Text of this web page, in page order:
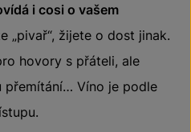
i cosi o vašem
„pivař“, žijete o dost jinak.
hovory s přáteli, ale
přemítání… Víno je podle